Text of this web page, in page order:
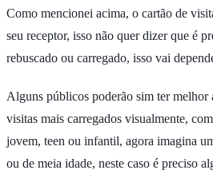
Como mencionei acima, o cartão de
seu receptor, isso não quer dizer que é
rebuscado ou carregado, isso vai
Alguns públicos poderão sim ter melhor
visitas mais carregados visualmente,
jovem, teen ou infantil, agora imagina
ou de meia idade, neste caso é preciso